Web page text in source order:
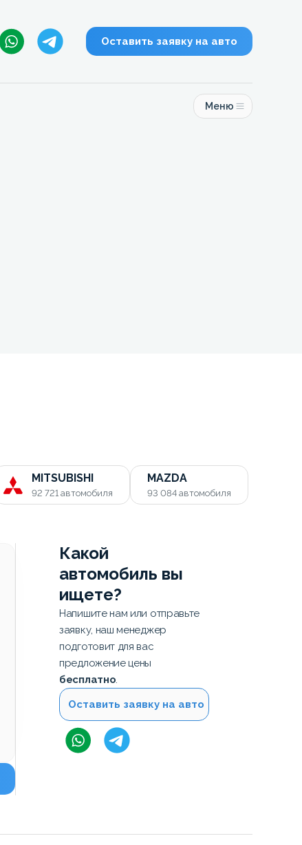
Оставить заявку на авто
Меню
MITSUBISHI
92 721 автомобиля
MAZDA
93 084 автомобиля
Какой
автомобиль вы
ищете?
Напишите нам или отправьте
заявку, наш менеджер
подготовит для вас
предложение цены
бесплатно.
Оставить заявку на авто